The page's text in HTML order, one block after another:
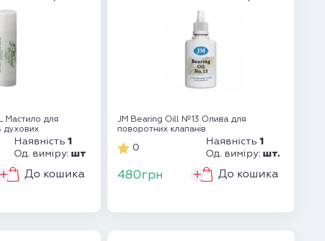
Мастило для
духових
Наявність 1
Од. виміру: шт
До кошика
JM Bearing Oill №13 Олива для
поворотних клапанів
0
Наявність1
Од. виміру: шт.
480грн До кошика